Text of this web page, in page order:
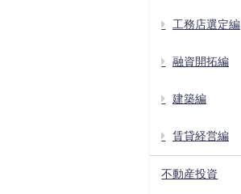
工務店選定編
融資開拓編
建築編
賃貸経営編
不動産投資